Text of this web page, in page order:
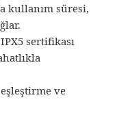
kullanım süresi,
sertifikası
eşleştirme ve